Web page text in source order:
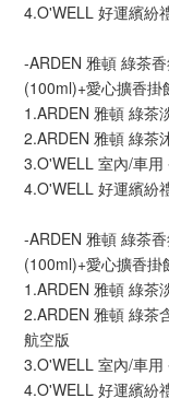
4.O'WELL 好運繽紛
-ARDEN 雅頓 綠茶
(100ml)+愛心擴香掛
1.ARDEN 雅頓 綠茶
2.ARDEN 雅頓 綠茶
3.O'WELL 室內/車
4.O'WELL 好運繽紛
-ARDEN 雅頓 綠茶
(100ml)+愛心擴香掛
1.ARDEN 雅頓 綠茶
2.ARDEN 雅頓 綠茶
航空版
3.O'WELL 室內/車
4.O'WELL 好運繽紛